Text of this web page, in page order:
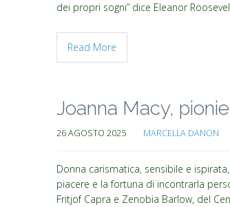
dei propri sogni” dice Eleanor
Read More
Joanna Macy,
26 AGOSTO 2025 MARCELLA DANON
Donna carismatica, sensibile e
piacere e la fortuna di incontrarla
Fritjof Capra e Zenobia Barlow, del